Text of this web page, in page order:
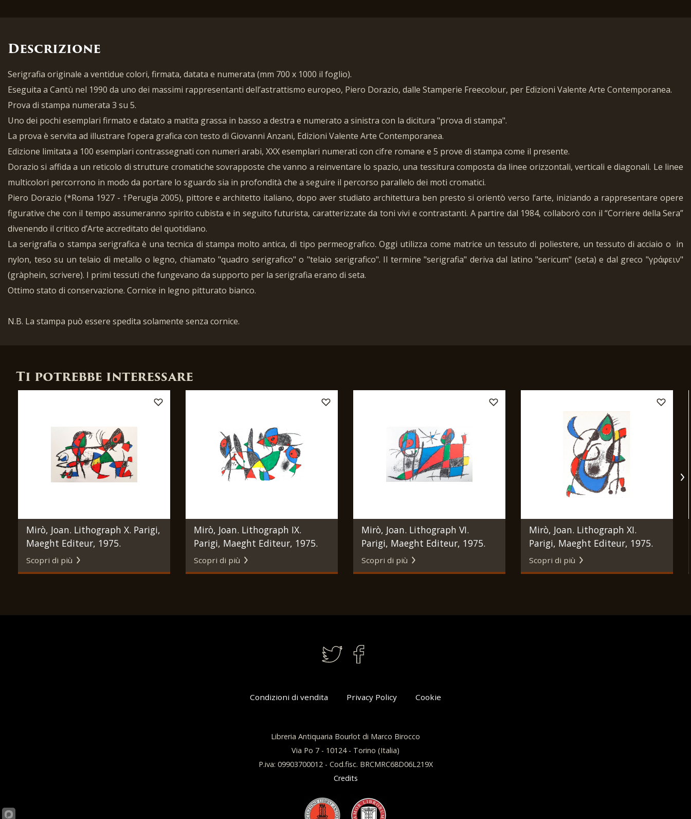
Descrizione
Serigrafia originale a ventidue colori, firmata, datata e numerata (mm 700 x 1000 il foglio).
Eseguita a Cantù nel 1990 da uno dei massimi rappresentanti dell’astrattismo europeo, Piero Dorazio, dalle Stamperie Freecolour, per Edizioni Valente Arte Contemporanea.
Prova di stampa numerata 3 su 5.
Uno dei pochi esemplari firmato e datato a matita grassa in basso a destra e numerato a sinistra con la dicitura "prova di stampa".
La prova è servita ad illustrare l’opera grafica con testo di Giovanni Anzani, Edizioni Valente Arte Contemporanea.
Edizione limitata a 100 esemplari contrassegnati con numeri arabi, XXX esemplari numerati con cifre romane e 5 prove di stampa come il presente.
Dorazio si affida a un reticolo di strutture cromatiche sovrapposte che vanno a reinventare lo spazio, una tessitura composta da linee orizzontali, verticali e diagonali. Le linee
multicolori percorrono in modo da portare lo sguardo sia in profondità che a seguire il percorso parallelo dei moti cromatici.
Piero Dorazio (*Roma 1927 - †Perugia 2005), pittore e architetto italiano, dopo aver studiato architettura ben presto si orientò verso l’arte, iniziando a rappresentare opere
figurative che con il tempo assumeranno spirito cubista e in seguito futurista, caratterizzate da toni vivi e contrastanti. A partire dal 1984, collaborò con il “Corriere della Sera”
divenendo il critico d’Arte accreditato del quotidiano.
La serigrafia o stampa serigrafica è una tecnica di stampa molto antica, di tipo permeografico. Oggi utilizza come matrice un tessuto di poliestere, un tessuto di acciaio o in
nylon, teso su un telaio di metallo o legno, chiamato "quadro serigrafico" o "telaio serigrafico". Il termine "serigrafia" deriva dal latino "sericum" (seta) e dal greco "γράφειν"
(gràphein, scrivere). I primi tessuti che fungevano da supporto per la serigrafia erano di seta.
Ottimo stato di conservazione. Cornice in legno pitturato bianco.
N.B. La stampa può essere spedita solamente senza cornice.
Ti potrebbe interessare
Mirò, Joan. Lithograph X. Parigi,
Maeght Editeur, 1975.
Scopri di più
Mirò, Joan. Lithograph IX.
Parigi, Maeght Editeur, 1975.
Scopri di più
Mirò, Joan. Lithograph VI.
Parigi, Maeght Editeur, 1975.
Scopri di più
Mirò, Joan. Lithograph XI.
Parigi, Maeght Editeur, 1975.
Scopri di più
Condizioni di vendita Privacy Policy Cookie
Libreria Antiquaria Bourlot di Marco Birocco
Via Po 7 - 10124 - Torino (Italia)
P.iva: 09903700012 - Cod.fisc. BRCMRC68D06L219X
Credits